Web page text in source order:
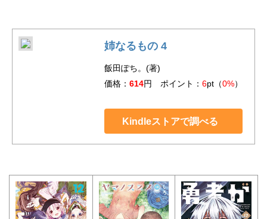
姉なるもの 4
飯田ぽち。(著)
価格： 614円 ポイント： 6pt（0%）
Kindleストアで調べる